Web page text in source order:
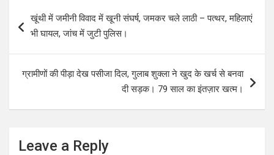
navigation
खूंथी में जमीनी विवाद में खूनी संघर्ष, जमकर चले लाठी – पत्थर, महिलाएं
भी घायल, जांच में जुटी पुलिस।
ग्रामीणों की पीड़ा देख पसीजा दिल, गुलाब शुक्ला ने खुद के खर्च से बनवा
दी सड़क। 79 साल का इंतज़ार खत्म।
Leave a Reply